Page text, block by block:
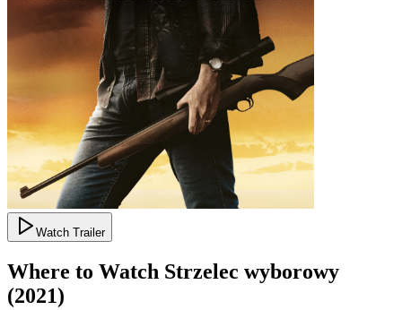
Watch Trailer
Where to Watch Strzelec wyborowy
(2021)